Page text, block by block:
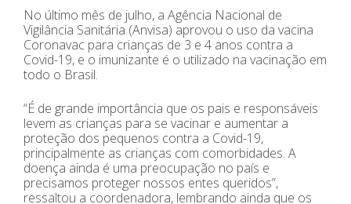
No último mês de julho, a Agência Nacional de
Vigilância Sanitária (Anvisa) aprovou o uso da vacina
Coronavac para crianças de 3 e 4 anos contra a
Covid-19, e o imunizante é o utilizado na vacinação em
todo o Brasil.
“É de grande importância que os pais e responsáveis
levem as crianças para se vacinar e aumentar a
proteção dos pequenos contra a Covid-19,
principalmente as crianças com comorbidades. A
doença ainda é uma preocupação no país e
precisamos proteger nossos entes queridos”,
ressaltou a coordenadora, lembrando ainda que os